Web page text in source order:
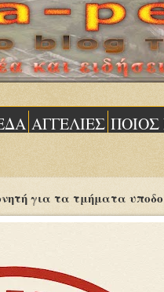
ΑΓΓΕΛΙΕΣ ΠΟΙΟΣ
για τα τμήματα